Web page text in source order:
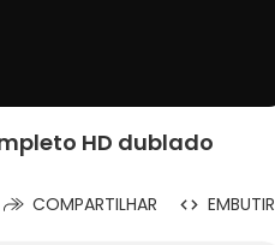
HD dublado
COMPARTILHAR EMBUTIR